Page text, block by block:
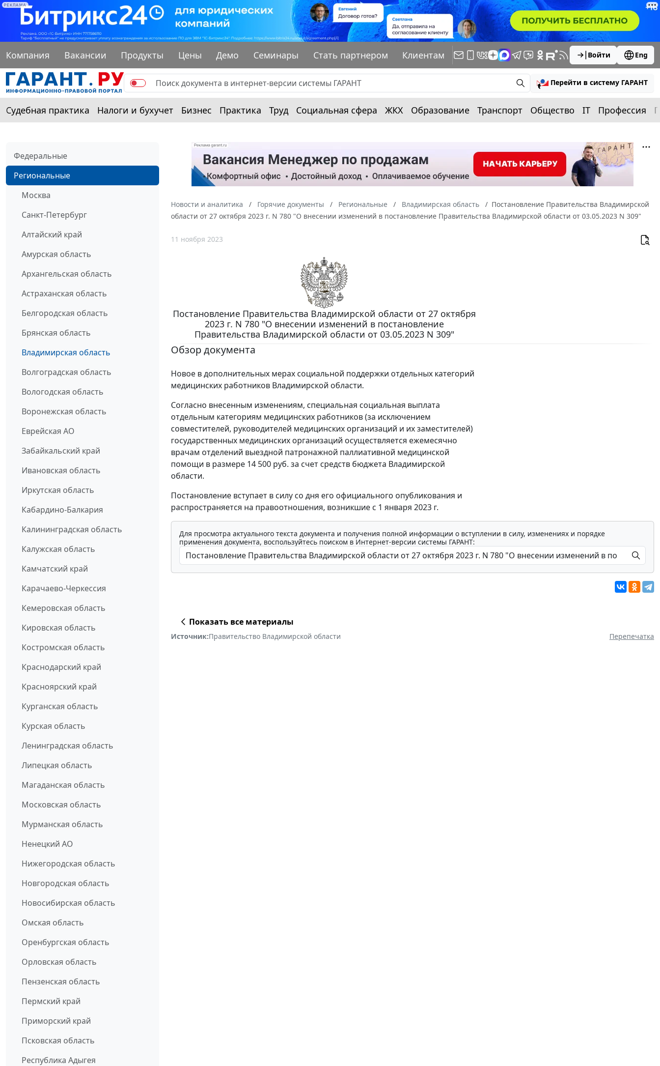
РЕКЛАМА
Компания Вакансии Продукты Цены Демо Семинары Стать партнером Клиентам Войти Eng
Перейти в систему ГАРАНТ
Судебная практика Налоги и бухучет Бизнес Практика Труд Социальная сфера ЖКХ Образование Транспорт Общество IT Профессия
Федеральные
Региональные
Москва
Санкт-Петербург
Алтайский край
Амурская область
Архангельская область
Астраханская область
Белгородская область
Брянская область
Владимирская область
Волгоградская область
Вологодская область
Воронежская область
Еврейская АО
Забайкальский край
Ивановская область
Иркутская область
Кабардино-Балкария
Калининградская область
Калужская область
Камчатский край
Карачаево-Черкессия
Кемеровская область
Кировская область
Костромская область
Краснодарский край
Красноярский край
Курганская область
Курская область
Ленинградская область
Липецкая область
Магаданская область
Московская область
Мурманская область
Ненецкий АО
Нижегородская область
Новгородская область
Новосибирская область
Омская область
Оренбургская область
Орловская область
Пензенская область
Пермский край
Приморский край
Псковская область
Республика Адыгея
Новости и аналитика Горячие документы Региональные Владимирская область
Постановление Правительства Владимирской
области от 27 октября 2023 г. N 780 "О внесении изменений в постановление Правительства Владимирской области от 03.05.2023 N 309"
11 ноября 2023
Постановление Правительства Владимирской области от 27 октября
2023 г. N 780 "О внесении изменений в постановление
Правительства Владимирской области от 03.05.2023 N 309"
Обзор документа
Новое в дополнительных мерах социальной поддержки отдельных категорий
медицинских работников Владимирской области.
Согласно внесенным изменениям, специальная социальная выплата
отдельным категориям медицинских работников (за исключением
совместителей, руководителей медицинских организаций и их заместителей)
государственных медицинских организаций осуществляется ежемесячно
врачам отделений выездной патронажной паллиативной медицинской
помощи в размере 14 500 руб. за счет средств бюджета Владимирской
области.
Постановление вступает в силу со дня его официального опубликования и
распространяется на правоотношения, возникшие с 1 января 2023 г.
Для просмотра актуального текста документа и получения полной информации о вступлении в силу, изменениях и порядке
применения документа, воспользуйтесь поиском в Интернет-версии системы ГАРАНТ:
Показать все материалы
Источник:Правительство Владимирской области Перепечатка